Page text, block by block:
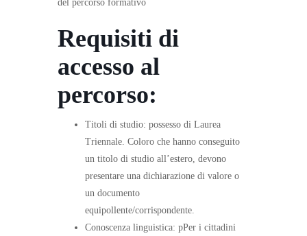
del percorso formativo
Requisiti di
accesso al
percorso:
Titoli di studio: possesso di Laurea
Triennale. Coloro che hanno conseguito
un titolo di studio all’estero, devono
presentare una dichiarazione di valore o
un documento
equipollente/corrispondente.
Conoscenza linguistica: pPer i cittadini